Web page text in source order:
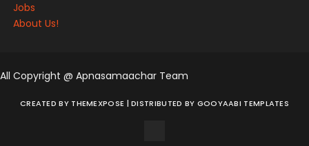
Jobs
About Us!
All Copyright @ Apnasamaachar Team
CREATED BY THEMEXPOSE | DISTRIBUTED BY GOOYAABI TEMPLATES